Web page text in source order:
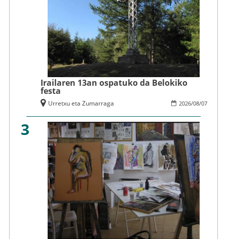
Irailaren 13an ospatuko da Belokiko
festa
2026/08/07
Urretxu eta Zumarraga
3